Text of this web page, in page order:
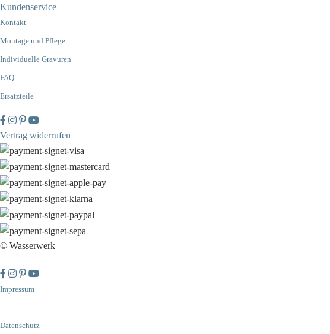
Kundenservice
Kontakt
Montage und Pflege
Individuelle Gravuren
FAQ
Ersatzteile
Vertrag widerrufen
© Wasserwerk
Impressum
|
Datenschutz